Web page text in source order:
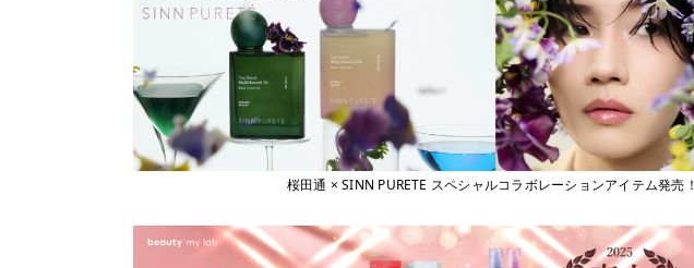
桜田通 × SINN PURETE スペシャルコラボレーションアイテム発売！